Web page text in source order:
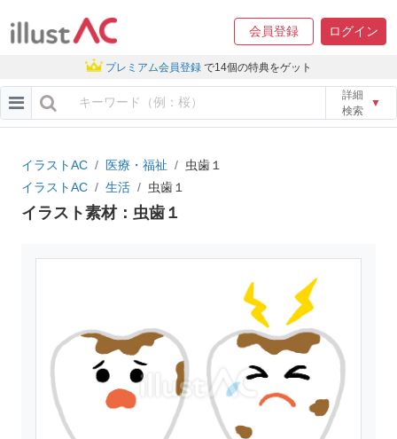
会員登録 ログイン
プレミアム会員登録 で14個の特典をゲット
詳細
検索
▼
イラストAC 医療・福祉
虫歯１
イラストAC
生活 虫歯１
イラスト素材：虫歯１